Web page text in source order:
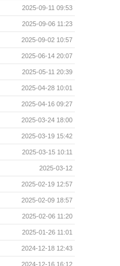
2025-09-11 09:53
2025-09-06 11:23
2025-09-02 10:57
2025-06-14 20:07
2025-05-11 20:39
2025-04-28 10:01
2025-04-16 09:27
2025-03-24 18:00
2025-03-19 15:42
2025-03-15 10:11
2025-03-12
2025-02-19 12:57
2025-02-09 18:57
2025-02-06 11:20
2025-01-26 11:01
2024-12-18 12:43
2024-12-16 16:12